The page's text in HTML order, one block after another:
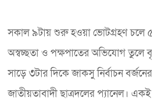
সকাল ৯টায় শুরু হওয়া ভোটগ্রহণ চলে
অস্বচ্ছতা ও পক্ষপাতের অভিযোগ তুলে
সাড়ে ৩টার দিকে জাকসু নির্বাচন
জাতীয়তাবাদী ছাত্রদলের প্যানেল।